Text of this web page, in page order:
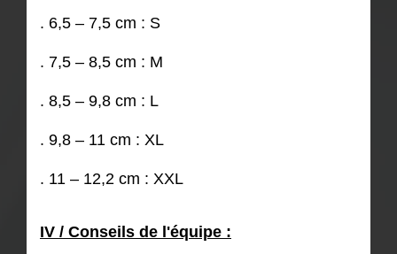
. 6,5 – 7,5 cm : S
. 7,5 – 8,5 cm : M
. 8,5 – 9,8 cm : L
. 9,8 – 11 cm : XL
. 11 – 12,2 cm : XXL
IV / Conseils de l'équipe :